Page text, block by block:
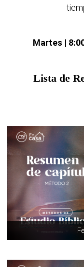
Martes |
Lista de